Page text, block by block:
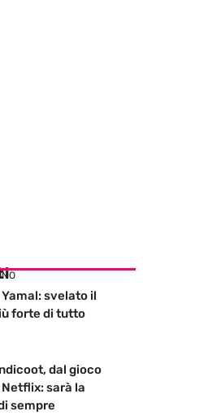
svelato il
forte di tutto
dal gioco
sarà la
sempre